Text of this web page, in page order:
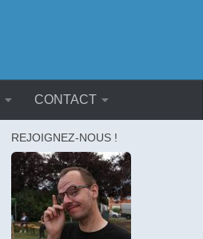
CONTACT
REJOIGNEZ-NOUS !